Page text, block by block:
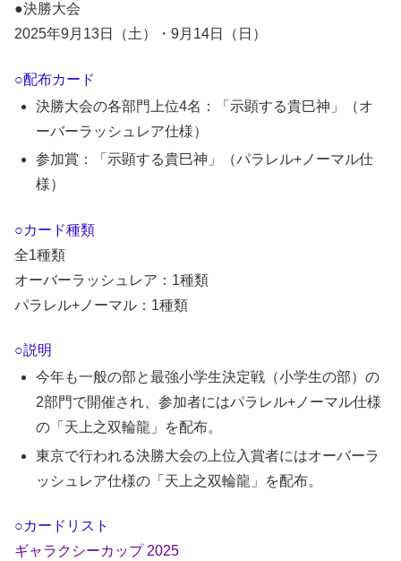
●決勝大会
2025年9月13日（土）・9月14日（日）
○配布カード
決勝大会の各部門上位4名：「示顕する貴巳神」（オ
ーバーラッシュレア仕様）
参加賞：「示顕する貴巳神」（パラレル+ノーマル仕
様）
○カード種類
全1種類
オーバーラッシュレア：1種類
パラレル+ノーマル：1種類
○説明
今年も一般の部と最強小学生決定戦（小学生の部）の
2部門で開催され、参加者にはパラレル+ノーマル仕様
の「天上之双輪龍」を配布。
東京で行われる決勝大会の上位入賞者にはオーバーラ
ッシュレア仕様の「天上之双輪龍」を配布。
○カードリスト
ギャラクシーカップ 2025